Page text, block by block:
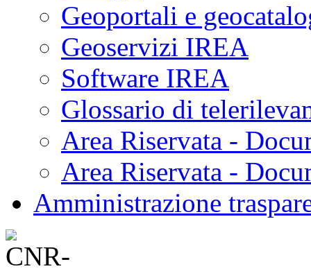
Geoportali e
Geoservizi IREA
Software IREA
Glossario di
Area Riservata -
Area Riservata -
Amministrazione